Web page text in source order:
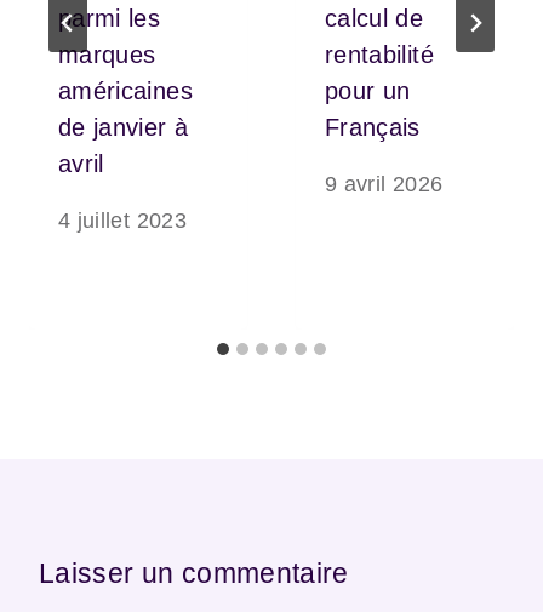
parmi les
marques
américaines
de janvier à
avril
4 juillet 2023
calcul de
rentabilité
pour un
Français
9 avril 2026
Laisser un commentaire